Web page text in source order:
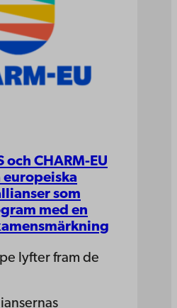
och CHARM-EU
europeiska
som
med en
lyfter fram de